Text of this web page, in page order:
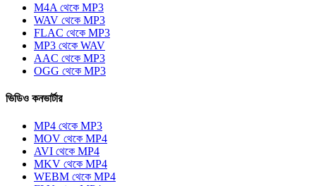
M4A থেকে MP3
WAV থেকে MP3
FLAC থেকে MP3
MP3 থেকে WAV
AAC থেকে MP3
OGG থেকে MP3
ভিডিও কনভার্টার
MP4 থেকে MP3
MOV থেকে MP4
AVI থেকে MP4
MKV থেকে MP4
WEBM থেকে MP4